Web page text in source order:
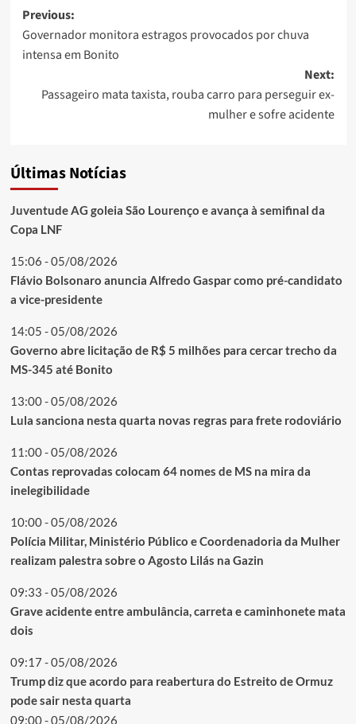
Post
navigation
Previous:
Governador monitora estragos provocados por chuva
intensa em Bonito
Next:
Passageiro mata taxista, rouba carro para perseguir ex-
mulher e sofre acidente
Últimas Notícias
Juventude AG goleia São Lourenço e avança à semifinal da
Copa LNF
15:06 - 05/08/2026
Flávio Bolsonaro anuncia Alfredo Gaspar como pré-candidato
a vice-presidente
14:05 - 05/08/2026
Governo abre licitação de R$ 5 milhões para cercar trecho da
MS-345 até Bonito
13:00 - 05/08/2026
Lula sanciona nesta quarta novas regras para frete rodoviário
11:00 - 05/08/2026
Contas reprovadas colocam 64 nomes de MS na mira da
inelegibilidade
10:00 - 05/08/2026
Polícia Militar, Ministério Público e Coordenadoria da Mulher
realizam palestra sobre o Agosto Lilás na Gazin
09:33 - 05/08/2026
Grave acidente entre ambulância, carreta e caminhonete mata
dois
09:17 - 05/08/2026
Trump diz que acordo para reabertura do Estreito de Ormuz
pode sair nesta quarta
09:00 - 05/08/2026